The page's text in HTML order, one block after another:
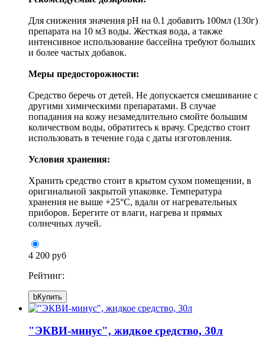
Для снижения значения рН на 0.1 добавить 100мл (130г)
препарата на 10 м3 воды. Жесткая вода, а также
интенсивное использование бассейна требуют больших
и более частых добавок.
Меры предосторожности:
Средство беречь от детей. Не допускается смешивание с
другими химическими препаратами. В случае
попадания на кожу незамедлительно смойте большим
количеством воды, обратитесь к врачу. Средство стоит
использовать в течение года с даты изготовления.
Условия хранения:
Хранить средство стоит в крытом сухом помещении, в
оригинальной закрытой упаковке. Температура
хранения не выше +25°С, вдали от нагревательных
приборов. Берегите от влаги, нагрева и прямых
солнечных лучей.
4 200 руб
Рейтинг:
bКупить
"ЭКВИ-минус", жидкое средство, 30л